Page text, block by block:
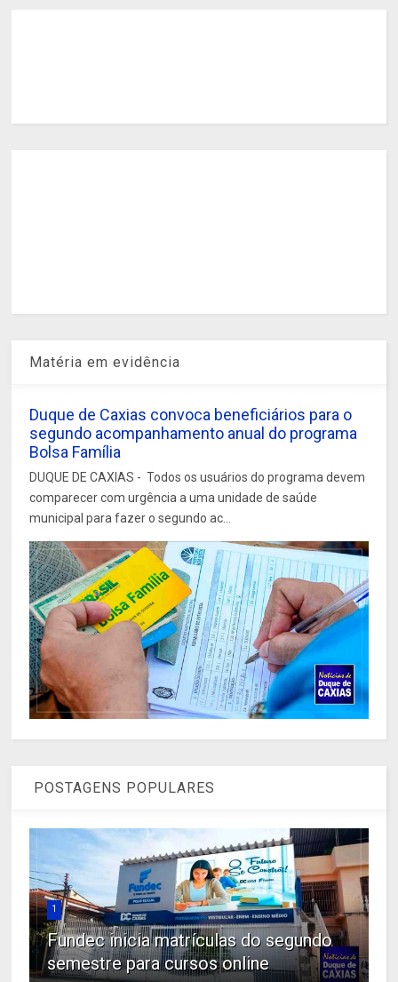
Matéria em evidência
Duque de Caxias convoca beneficiários para o
segundo acompanhamento anual do programa
Bolsa Família
DUQUE DE CAXIAS - Todos os usuários do programa devem
comparecer com urgência a uma unidade de saúde
municipal para fazer o segundo ac...
POSTAGENS POPULARES
1
Fundec inicia matrículas do segundo
semestre para cursos online